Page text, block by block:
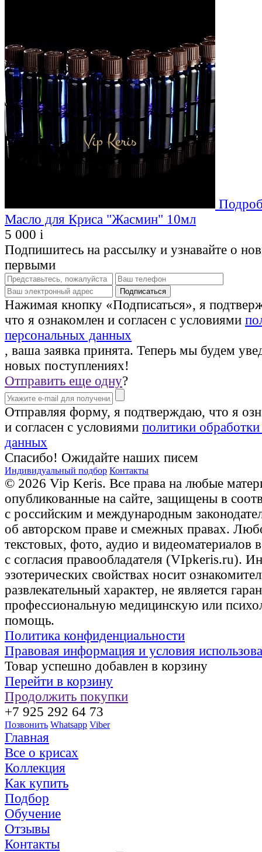
Масло для Криса "Жасмин" 10мл
5 000 i
Подпишитесь на рассылку и узнавайте о
первыми
Нажимая кнопку «Подписаться», я
что я ознакомлен и согласен с условиями
персональных данных
, ваша заявка принята. Теперь мы будем
новых поступлениях!
Отправить еще одну?
Отправляя форму, я подтверждаю, что я
и согласен с условиями политики
данных
Спасибо! Ожидайте наших писем
Индивидуальный подбор Контакты
© 2026 Vip Keris. Все права на любые
опубликованные на сайте, защищены в
с российским и международным
об авторском праве и смежных правах.
текстовых, фото, аудио и видеоматериалов
с согласия правообладателя (VIpkeris.ru).
эзотерических свойствах носит
развлекательный характер, не является
профессиональную медицинскую или
помощь.
Политика конфиденциальности
Правовая информация и условия
Товар успешно добавлен в корзину
Перейти в корзину
Продолжить покупки
+7 925 292 64 73
Позвонить Whatsapp Viber
Главная
Все о крисах
Коллекция
Как купить
Подбор
Обучение
Отзывы
Контакты